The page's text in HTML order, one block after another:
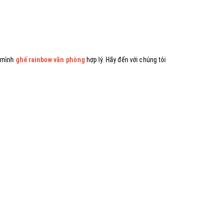
ghế rainbow văn phòng hợp lý. Hãy đến với chúng tôi